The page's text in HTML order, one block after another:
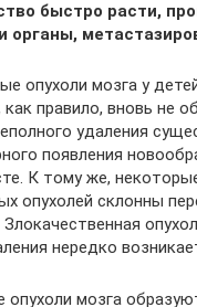
быстро расти,
органы,
опухоли мозга у
правило, вновь не
удаления
появления
К тому же,
опухолей склонны
нередко
опухоли мозга